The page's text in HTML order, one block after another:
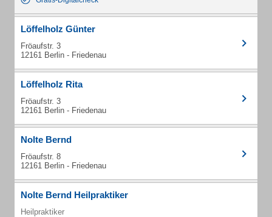
Löffelholz Günter
Fröaufstr. 3
12161 Berlin - Friedenau
Löffelholz Rita
Fröaufstr. 3
12161 Berlin - Friedenau
Nolte Bernd
Fröaufstr. 8
12161 Berlin - Friedenau
Nolte Bernd Heilpraktiker
Heilpraktiker